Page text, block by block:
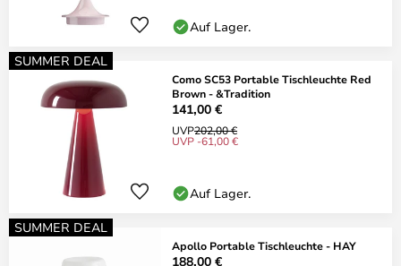
Auf Lager.
SUMMER DEAL
Como SC53 Portable Tischleuchte Red
Brown - &Tradition
141,00 €
UVP202,00 €
UVP -61,00 €
Auf Lager.
SUMMER DEAL
Apollo Portable Tischleuchte - HAY
188,00 €